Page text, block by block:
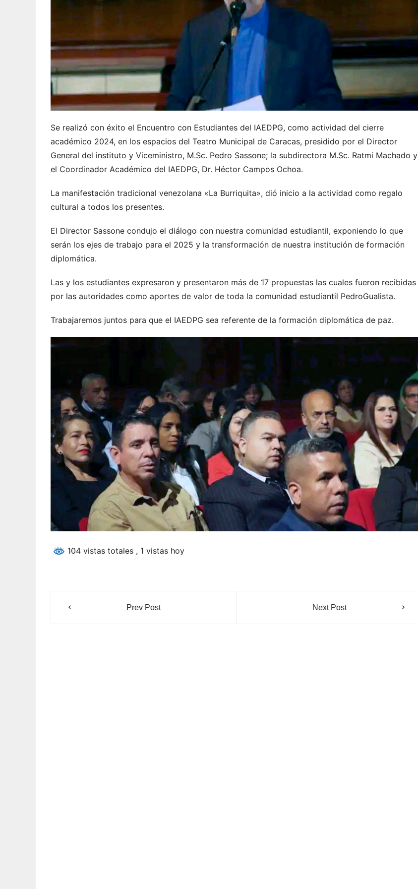
Se realizó con éxito el Encuentro con Estudiantes del IAEDPG, como actividad del cierre
académico 2024, en los espacios del Teatro Municipal de Caracas, presidido por el Director
General del instituto y Viceministro, M.Sc. Pedro Sassone; la subdirectora M.Sc. Ratmi Machado y
el Coordinador Académico del IAEDPG, Dr. Héctor Campos Ochoa.
La manifestación tradicional venezolana «La Burriquita», dió inicio a la actividad como regalo
cultural a todos los presentes.
El Director Sassone condujo el diálogo con nuestra comunidad estudiantil, exponiendo lo que
serán los ejes de trabajo para el 2025 y la transformación de nuestra institución de formación
diplomática.
Las y los estudiantes expresaron y presentaron más de 17 propuestas las cuales fueron recibidas
por las autoridades como aportes de valor de toda la comunidad estudiantil PedroGualista.
Trabajaremos juntos para que el IAEDPG sea referente de la formación diplomática de paz.
104 vistas totales , 1 vistas hoy
Prev Post Next Post